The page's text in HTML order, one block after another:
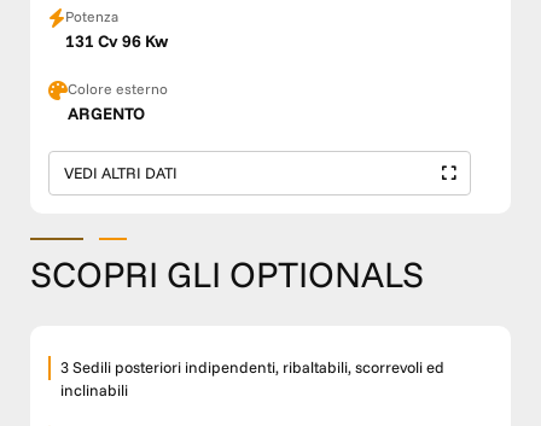
Potenza
131 Cv 96 Kw
Colore esterno
ARGENTO
VEDI ALTRI DATI
SCOPRI GLI OPTIONALS
3 Sedili posteriori indipendenti, ribaltabili, scorrevoli ed
inclinabili